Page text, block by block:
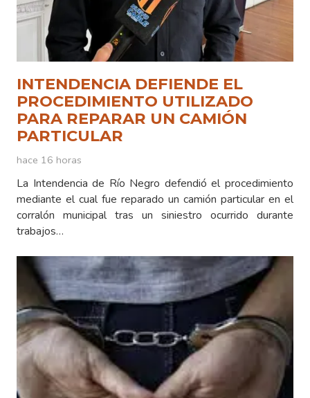
INTENDENCIA DEFIENDE EL
PROCEDIMIENTO UTILIZADO
PARA REPARAR UN CAMIÓN
PARTICULAR
hace 16 horas
La Intendencia de Río Negro defendió el procedimiento
mediante el cual fue reparado un camión particular en el
corralón municipal tras un siniestro ocurrido durante
trabajos…